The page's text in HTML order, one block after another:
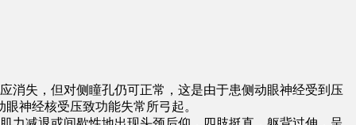
消失，但对侧瞳孔仍可正常，这是由于患侧动眼神经受到压
神经核受压致功能失常所弓起。